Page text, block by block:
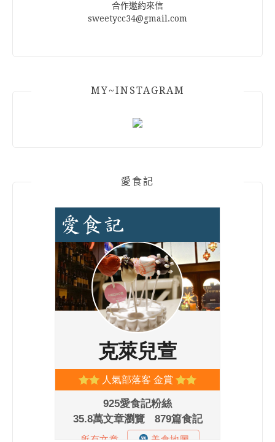
合作邀約來信
sweetycc34@gmail.com
MY~INSTAGRAM
愛食記